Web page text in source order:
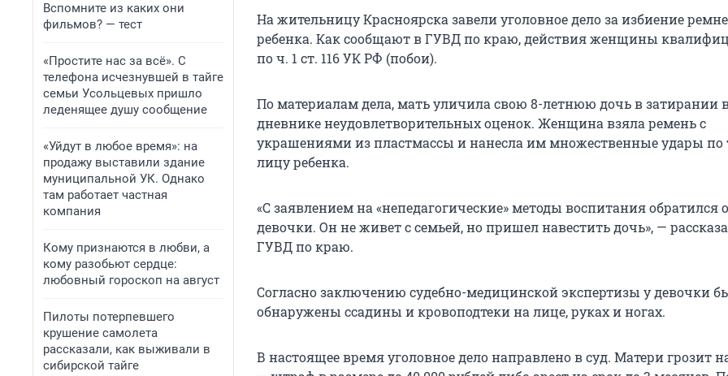
Вспомните из каких они
фильмов? — тест
«Простите нас за всё». С
телефона исчезнувшей в тайге
семьи Усольцевых пришло
леденящее душу сообщение
«Уйдут в любое время»: на
продажу выставили здание
муниципальной УК. Однако
там работает частная
компания
Кому признаются в любви, а
кому разобьют сердце:
любовный гороскоп на август
Пилоты потерпевшего
крушение самолета
рассказали, как выживали в
сибирской тайге
На жительницу Красноярска завели уголовное дело за избиение
ребенка. Как сообщают в ГУВД по краю, действия женщины
по ч. 1 ст. 116 УК РФ (побои).
По материалам дела, мать уличила свою 8-летнюю дочь в затирании
дневнике неудовлетворительных оценок. Женщина взяла ремень с
украшениями из пластмассы и нанесла им множественные удары по
лицу ребенка.
«С заявлением на «непедагогические» методы воспитания обратился
девочки. Он не живет с семьей, но пришел навестить дочь», —
ГУВД по краю.
Согласно заключению судебно-медицинской экспертизы у девочки
обнаружены ссадины и кровоподтеки на лице, руках и ногах.
В настоящее время уголовное дело направлено в суд. Матери грозит